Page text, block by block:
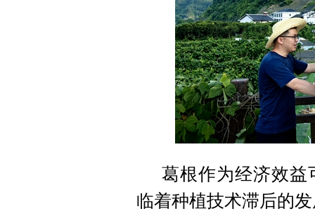
葛根作为经济效益
临着种植技术滞后的